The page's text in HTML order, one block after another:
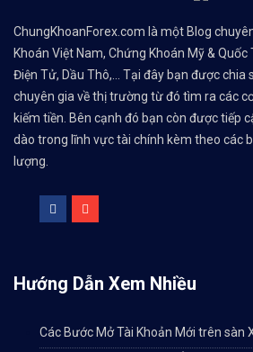
ChungKhoanForex.com là một Blog
Khoán Việt Nam, Chứng Khoán Mỹ & Quốc
Điện Tử, Dầu Thô,... Tại đây bạn được chia
chuyên gia về thị trường từ đó tìm ra các
kiếm tiền. Bên cạnh đó bạn còn được tiếp
dào trong lĩnh vực tài chính kèm theo các
lượng.
Hướng Dẫn Xem Nhiều
Các Bước Mở Tài Khoản Mới trên sàn